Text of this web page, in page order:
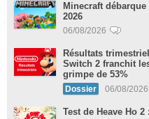
Minecraft
2026
06/08/2026
Résultats
Switch 2 franchit
grimpe de 53%
Dossier 06/08/2026
Test de Heave Ho